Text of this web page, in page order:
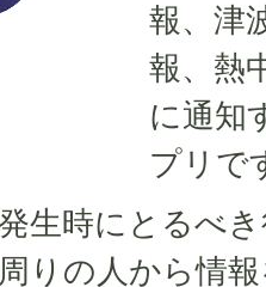
報、津
報、熱
に通知
プリで
生時にとるべ
りの人から情